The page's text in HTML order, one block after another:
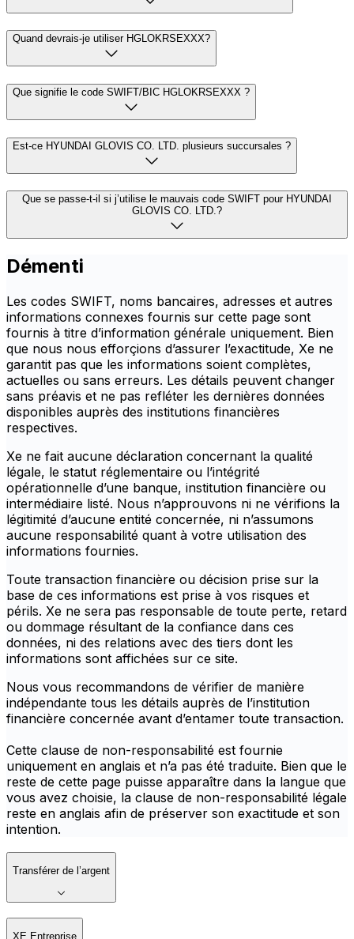
Quand devrais-je utiliser HGLOKRSEXXX?
Que signifie le code SWIFT/BIC HGLOKRSEXXX ?
Est-ce HYUNDAI GLOVIS CO. LTD. plusieurs succursales ?
Que se passe-t-il si j’utilise le mauvais code SWIFT pour HYUNDAI
GLOVIS CO. LTD.?
Démenti
Les codes SWIFT, noms bancaires, adresses et autres
informations connexes fournis sur cette page sont
fournis à titre d’information générale uniquement. Bien
que nous nous efforçions d’assurer l’exactitude, Xe ne
garantit pas que les informations soient complètes,
actuelles ou sans erreurs. Les détails peuvent changer
sans préavis et ne pas refléter les dernières données
disponibles auprès des institutions financières
respectives.
Xe ne fait aucune déclaration concernant la qualité
légale, le statut réglementaire ou l’intégrité
opérationnelle d’une banque, institution financière ou
intermédiaire listé. Nous n’approuvons ni ne vérifions la
légitimité d’aucune entité concernée, ni n’assumons
aucune responsabilité quant à votre utilisation des
informations fournies.
Toute transaction financière ou décision prise sur la
base de ces informations est prise à vos risques et
périls. Xe ne sera pas responsable de toute perte, retard
ou dommage résultant de la confiance dans ces
données, ni des relations avec des tiers dont les
informations sont affichées sur ce site.
Nous vous recommandons de vérifier de manière
indépendante tous les détails auprès de l’institution
financière concernée avant d’entamer toute transaction.
Cette clause de non-responsabilité est fournie
uniquement en anglais et n’a pas été traduite. Bien que le
reste de cette page puisse apparaître dans la langue que
vous avez choisie, la clause de non-responsabilité légale
reste en anglais afin de préserver son exactitude et son
intention.
Transférer de l’argent
XE Entreprise